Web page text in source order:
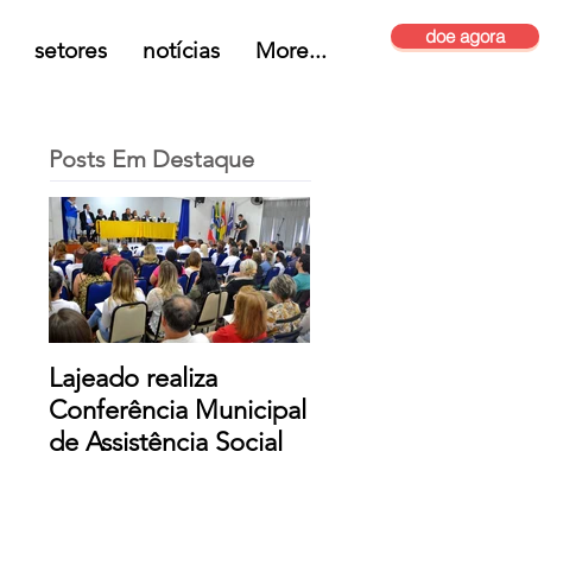
doe agora
setores notícias More...
Posts Em Destaque
Lajeado realiza
Conferência Municipal
de Assistência Social